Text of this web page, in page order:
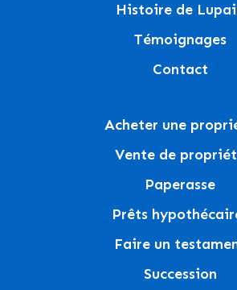
Histoire de
Témoignages
Contact
Acheter une
Vente de
Paperasse
Prêts
Faire un
Succession